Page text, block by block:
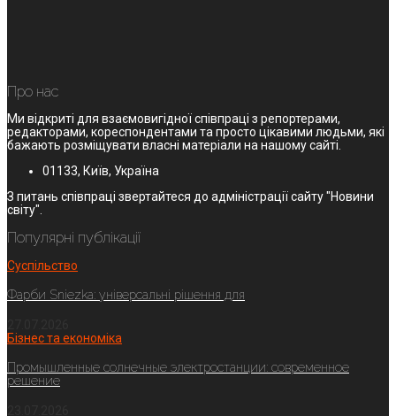
Про нас
Ми відкриті для взаємовигідної співпраці з репортерами,
редакторами, кореспондентами та просто цікавими людьми, які
бажають розміщувати власні матеріали на нашому сайті.
01133, Київ, Україна
З питань співпраці звертайтеся до адміністрації сайту "Новини
світу".
Популярні публікації
Суспільство
Фарби Sniezka: універсальні рішення для
Бізнес та економіка
Промышленные солнечные электростанции: современное
решение